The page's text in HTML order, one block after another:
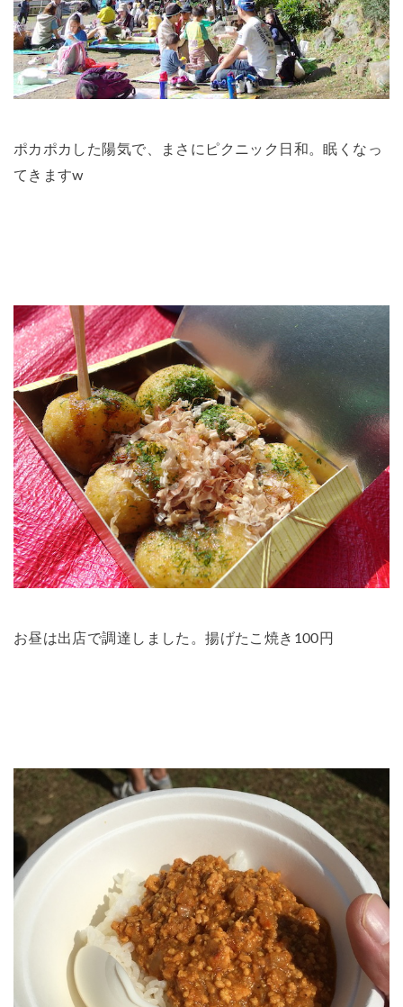
ポカポカした陽気で、まさにピクニック日和。眠くなっ
てきますw
お昼は出店で調達しました。揚げたこ焼き100円